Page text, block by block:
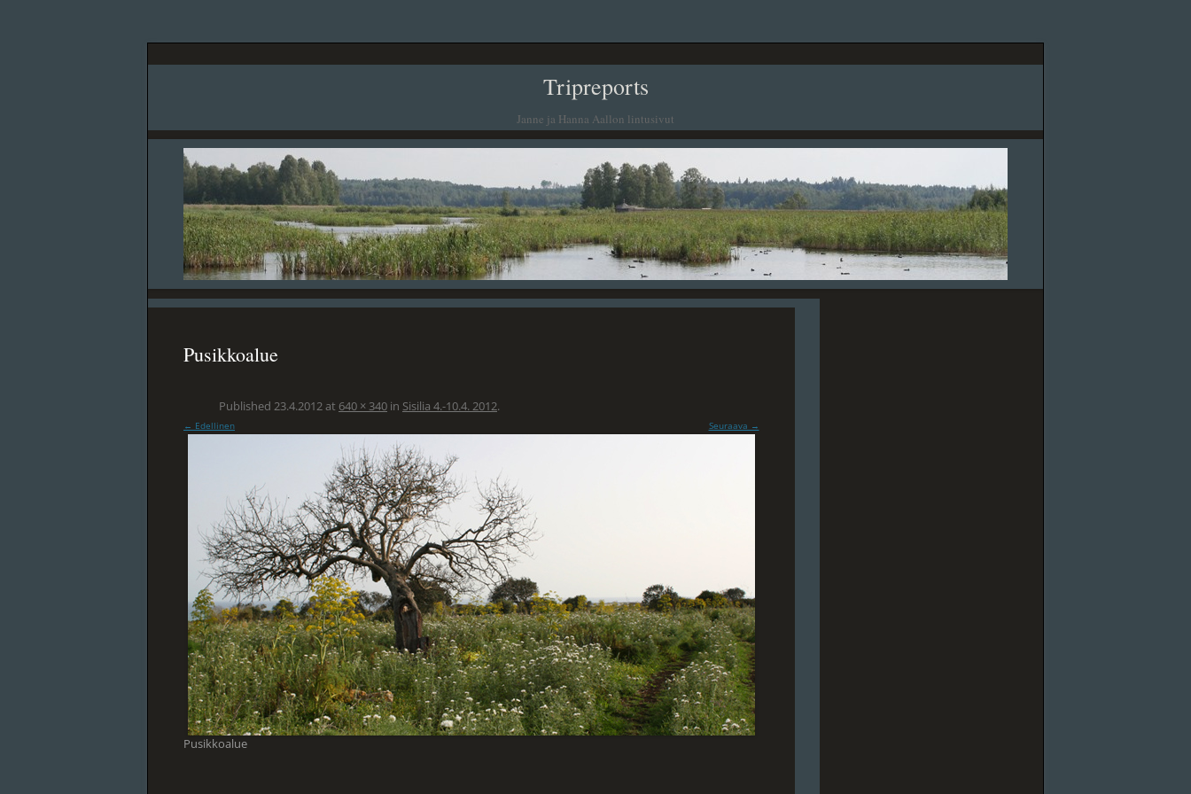
Tripreports
Janne ja Hanna Aallon lintusivut
Pusikkoalue
Published 23.4.2012at 640 × 340 in Sisilia 4.-10.4. 2012.
← Edellinen Seuraava →
Pusikkoalue